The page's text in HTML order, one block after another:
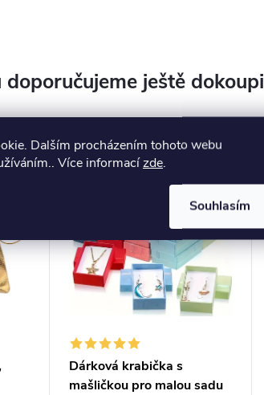
Dalším procházením tohoto webu
Více informacízde.
Souhlasím
ještě
Dárková krabička s
mašličkou pro malou sadu